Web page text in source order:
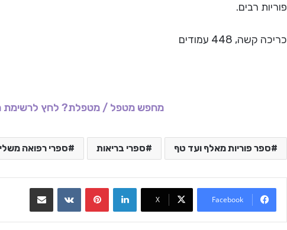
פוריות רבים.
כריכה קשה, 448 עמודים
מחפש מטפל / מטפלת? לחץ לרשימת
ספר פוריות מאלף ועד טף ספרי בריאות ספרי רפואה
Facebook
X
LinkedIn
Pinterest
VKontakte שתף בדואר אלקטרוני